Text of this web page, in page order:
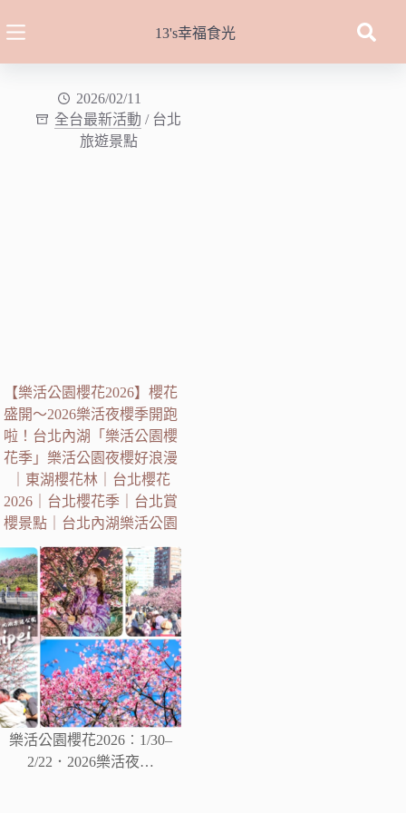
至
13's幸福食光
2026/02/11
全台最新活動 / 台北
旅遊景點
【樂活公園櫻花2026】櫻花
盛開～2026樂活夜櫻季開跑
啦！台北內湖「樂活公園櫻
花季」樂活公園夜櫻好浪漫
｜東湖櫻花林｜台北櫻花
2026｜台北櫻花季｜台北賞
櫻景點｜台北內湖樂活公園
樂活公園櫻花2026︰1/30–
2/22．2026樂活夜…